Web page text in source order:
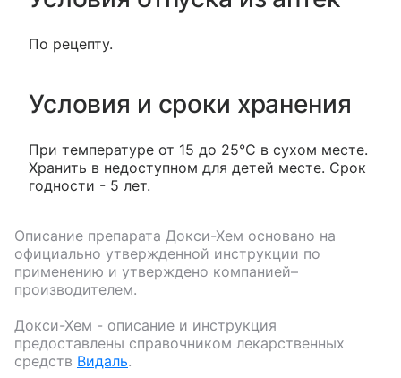
По рецепту.
Условия и сроки хранения
При температуре от 15 до 25°С в сухом месте.
Хранить в недоступном для детей месте. Срок
годности - 5 лет.
Описание препарата Докси-Хем основано на
официально утвержденной инструкции по
применению и утверждено компанией–
производителем.
Докси-Хем - описание и инструкция
предоставлены справочником лекарственных
средств Видаль.